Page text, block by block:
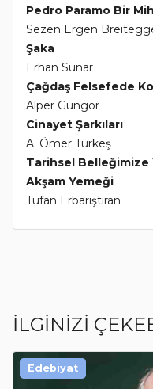
Pedro Paramo Bir
Sezen Ergen
Şaka
Erhan Sunar
Çağdaş Felsefede
Alper Güngör
Cinayet Şarkıları
A. Ömer Türkeş
Tarihsel Belleğimize
Akşam Yemeği
Tufan Erbarıştıran
İLGİNİZİ
Edebiyat